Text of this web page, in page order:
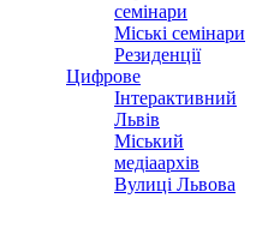
семінари
Міські семінари
Резиденції
Цифрове
Інтерактивний
Львів
Міський
медіаархів
Вулиці Львова